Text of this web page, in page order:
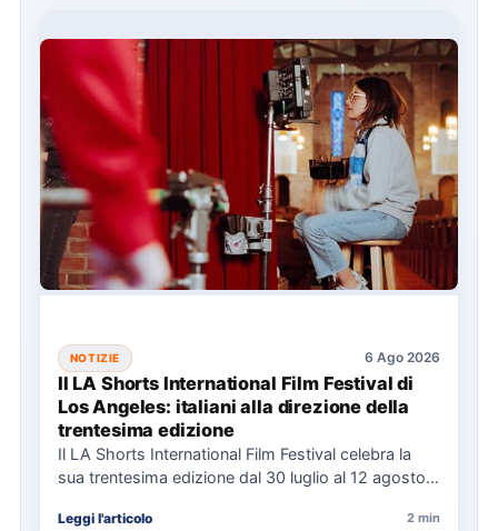
NOTIZIE 6 Ago 2026
Il LA Shorts International Film Festival di
Los Angeles: italiani alla direzione della
trentesima edizione
Il LA Shorts International Film Festival celebra la
sua trentesima edizione dal 30 luglio al 12 agosto,
Leggi l'articolo 2 min